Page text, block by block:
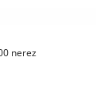
nerez